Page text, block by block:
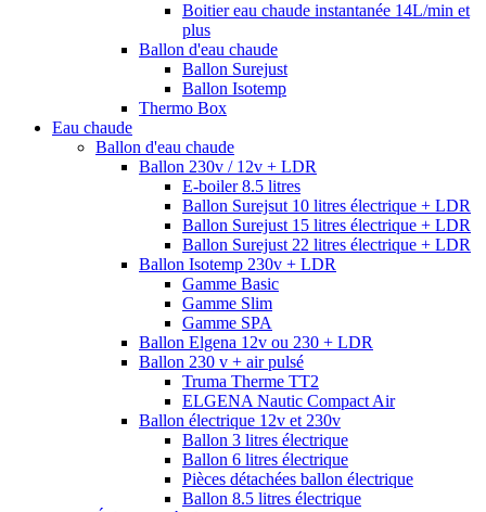
Boitier eau chaude instantanée 14L/min et
plus
Ballon d'eau chaude
Ballon Surejust
Ballon Isotemp
Thermo Box
Eau chaude
Ballon d'eau chaude
Ballon 230v / 12v + LDR
E-boiler 8.5 litres
Ballon Surejsut 10 litres électrique + LDR
Ballon Surejust 15 litres électrique + LDR
Ballon Surejust 22 litres électrique + LDR
Ballon Isotemp 230v + LDR
Gamme Basic
Gamme Slim
Gamme SPA
Ballon Elgena 12v ou 230 + LDR
Ballon 230 v + air pulsé
Truma Therme TT2
ELGENA Nautic Compact Air
Ballon électrique 12v et 230v
Ballon 3 litres électrique
Ballon 6 litres électrique
Pièces détachées ballon électrique
Ballon 8.5 litres électrique